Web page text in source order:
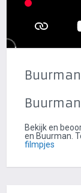
Bekijk en
en Buurman.
filmpjes